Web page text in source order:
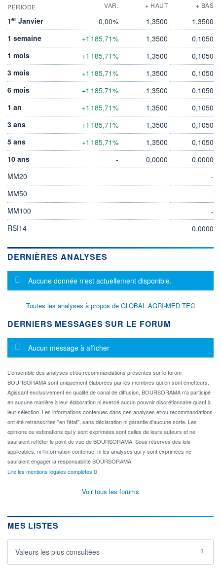
PÉRIODE VAR. + HAUT + BAS
1er Janvier 0,00% 1,3500
1,3500
1 semaine
+1 185,71% 1,3500
0,1050
1 mois
+1 185,71% 1,3500
0,1050
3 mois
+1 185,71% 1,3500
0,1050
6 mois
+1 185,71% 1,3500
0,1050
1 an
+1 185,71% 1,3500
0,1050
3 ans
+1 185,71% 1,3500
0,1050
5 ans
+1 185,71% 1,3500
0,1050
10 ans
- 0,0000
0,0000
MM20
-
MM50
-
MM100
-
RSI14
0,0000
DERNIÈRES ANALYSES
Message d'information
Aucune donnée n'est actuellement disponible.
Toutes les analyses à propos de GLOBAL AGRI-MED TEC
DERNIERS MESSAGES SUR LE FORUM
Message d'information
Aucun message à afficher
L'ensemble des analyses et/ou recommandations présentes sur le forum
BOURSORAMA sont uniquement élaborées par les membres qui en sont émetteurs.
Agissant exclusivement en qualité de canal de diffusion, BOURSORAMA n'a participé
en aucune manière à leur élaboration ni exercé aucun pouvoir discrétionnaire quant à
leur sélection. Les informations contenues dans ces analyses et/ou recommandations
ont été retranscrites "en l'état", sans déclaration ni garantie d'aucune sorte. Les
opinions ou estimations qui y sont exprimées sont celles de leurs auteurs et ne
sauraient refléter le point de vue de BOURSORAMA. Sous réserves des lois
applicables, ni l'information contenue, ni les analyses qui y sont exprimées ne
sauraient engager la responsabilité BOURSORAMA.
Lire les mentions légales complètes
Voir tous les forums
MES LISTES
Valeurs les plus consultées